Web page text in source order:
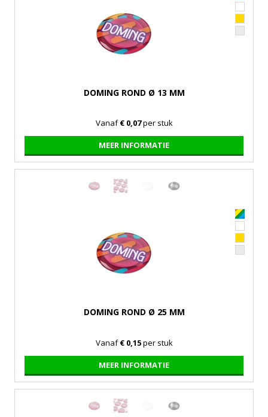
DOMING ROND Ø 13 MM
Vanaf€ 0,07per stuk
MEER INFORMATIE
DOMING ROND Ø 25 MM
Vanaf€ 0,15per stuk
MEER INFORMATIE